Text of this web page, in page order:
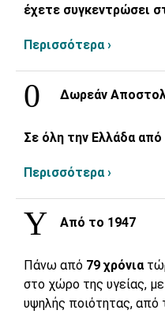
έχετε συγκεντρώσει
Περισσότερα ›
Δωρεάν
Σε όλη την Ελλάδα από
Περισσότερα ›
Από το 1947
Πάνω από 79 χρόνια
στο χώρο της υγείας,
υψηλής ποιότητας, από